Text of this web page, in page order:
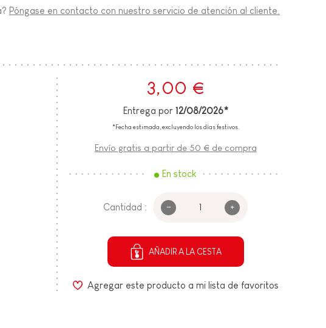
Póngase en contacto con nuestro servicio de atención al cliente.
3,00 €
Entrega por 12/08/2026*
*Fecha estimada, excluyendo los días festivos.
Envío gratis a partir de 50 € de compra
En stock
Cantidad : - +
AÑADIR A LA CESTA
Agregar este producto a mi lista de favoritos